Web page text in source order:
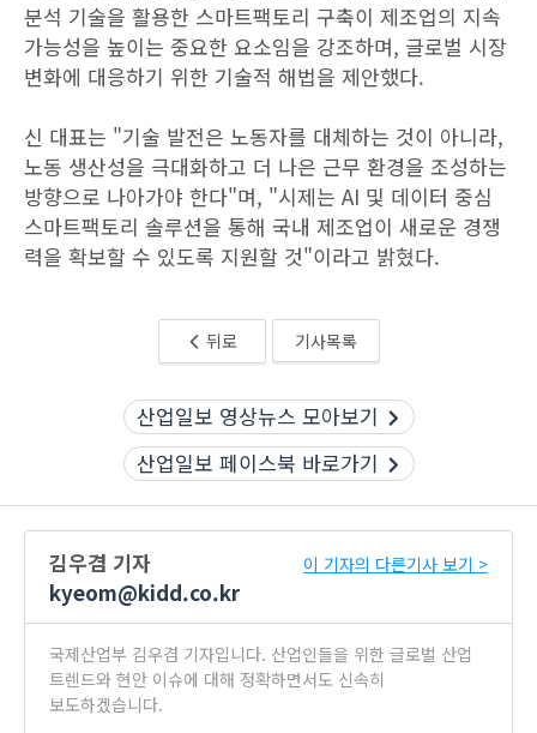
분석 기술을 활용한 스마트팩토리 구축이 제조업의 지속
가능성을 높이는 중요한 요소임을 강조하며, 글로벌 시장
변화에 대응하기 위한 기술적 해법을 제안했다.
신 대표는 "기술 발전은 노동자를 대체하는 것이 아니라,
노동 생산성을 극대화하고 더 나은 근무 환경을 조성하는
방향으로 나아가야 한다"며, "시제는 AI 및 데이터 중심
스마트팩토리 솔루션을 통해 국내 제조업이 새로운 경쟁
력을 확보할 수 있도록 지원할 것"이라고 밝혔다.
뒤로 기사목록
산업일보 영상뉴스 모아보기
산업일보 페이스북 바로가기
김우겸 기자
kyeom@kidd.co.kr
이 기자의 다른기사 보기 >
국제산업부 김우겸 기자입니다. 산업인들을 위한 글로벌 산업
트렌드와 현안 이슈에 대해 정확하면서도 신속히
보도하겠습니다.